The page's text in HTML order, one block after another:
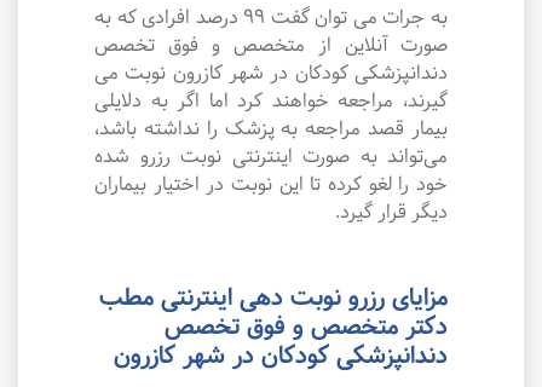
به جرات می‌ توان گفت ۹۹ درصد افرادی که به
صورت آنلاین از متخصص و فوق تخصص
دندانپزشکی کودکان در شهر کازرون نوبت می
گیرند، مراجعه خواهند کرد اما اگر به دلایلی
بیمار قصد مراجعه به پزشک را نداشته باشد،
می‌تواند به صورت اینترنتی نوبت رزرو شده
خود را لغو کرده تا این نوبت در اختیار بیماران
دیگر قرار گیرد.
مزایای رزرو نوبت دهی اینترنتی مطب
دکتر متخصص و فوق تخصص
دندانپزشکی کودکان در شهر کازرون